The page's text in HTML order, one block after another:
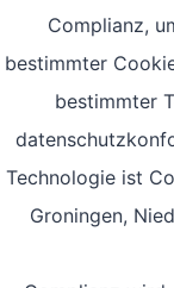
Complianz,
bestimmter
bestimmter
Technologie ist
Groningen,